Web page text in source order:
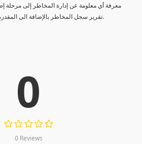
معرفة أي معلومة عن إدارة المخاطر إلى مرحلة
تقرير سجل المخاطر بالإضافة الى المقدرة التامية لإدارة مخاطر المشاريع.
0
0 Reviews